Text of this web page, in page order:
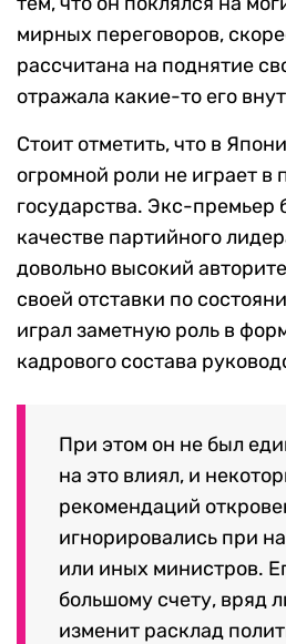
мирных переговоров,
рассчитана на поднятие
отражала какие-то его
Стоит отметить, что в
огромной роли не играет в
государства. Экс-премьер
качестве партийного
довольно высокий
своей отставки по
играл заметную роль в
кадрового состава
При этом он не был
на это влиял, и
рекомендаций
игнорировались при
или иных министров.
большому счету, вряд
изменит расклад